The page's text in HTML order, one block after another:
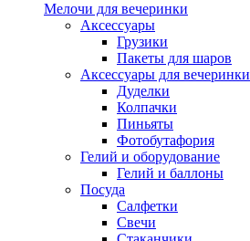
Мелочи для вечеринки
Аксессуары
Грузики
Пакеты для шаров
Аксессуары для вечеринки
Дуделки
Колпачки
Пиньяты
Фотобутафория
Гелий и оборудование
Гелий и баллоны
Посуда
Салфетки
Свечи